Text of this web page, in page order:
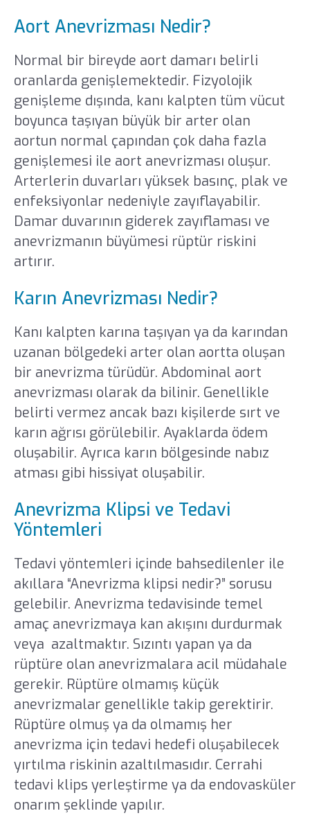
Aort Anevrizması Nedir?
Normal bir bireyde aort damarı belirli
oranlarda genişlemektedir. Fizyolojik
genişleme dışında, kanı kalpten tüm vücut
boyunca taşıyan büyük bir arter olan
aortun normal çapından çok daha fazla
genişlemesi ile aort anevrizması oluşur.
Arterlerin duvarları yüksek basınç, plak ve
enfeksiyonlar nedeniyle zayıflayabilir.
Damar duvarının giderek zayıflaması ve
anevrizmanın büyümesi rüptür riskini
artırır.
Karın Anevrizması Nedir?
Kanı kalpten karına taşıyan ya da karından
uzanan bölgedeki arter olan aortta oluşan
bir anevrizma türüdür. Abdominal aort
anevrizması olarak da bilinir. Genellikle
belirti vermez ancak bazı kişilerde sırt ve
karın ağrısı görülebilir. Ayaklarda ödem
oluşabilir. Ayrıca karın bölgesinde nabız
atması gibi hissiyat oluşabilir.
Anevrizma Klipsi ve Tedavi
Yöntemleri
Tedavi yöntemleri içinde bahsedilenler ile
akıllara “Anevrizma klipsi nedir?” sorusu
gelebilir. Anevrizma tedavisinde temel
amaç anevrizmaya kan akışını durdurmak
veya azaltmaktır. Sızıntı yapan ya da
rüptüre olan anevrizmalara acil müdahale
gerekir. Rüptüre olmamış küçük
anevrizmalar genellikle takip gerektirir.
Rüptüre olmuş ya da olmamış her
anevrizma için tedavi hedefi oluşabilecek
yırtılma riskinin azaltılmasıdır. Cerrahi
tedavi klips yerleştirme ya da endovasküler
onarım şeklinde yapılır.